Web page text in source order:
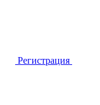
Регистрация